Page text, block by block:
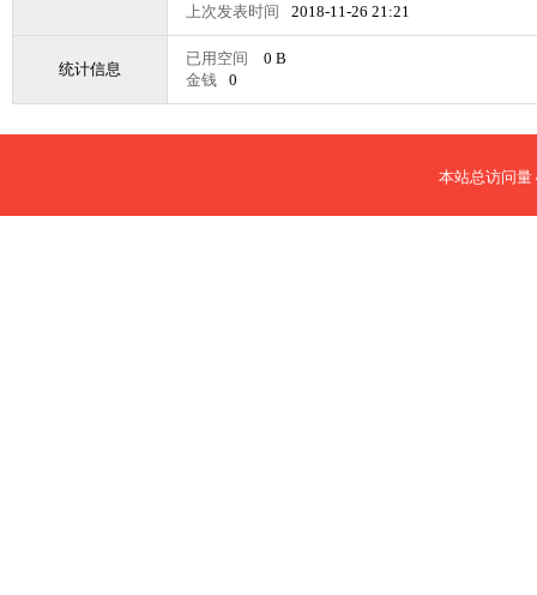
上次发表时间
2018-11-26 21:21
统计信息
已用空间
0 B
金钱
0
本站总访问量